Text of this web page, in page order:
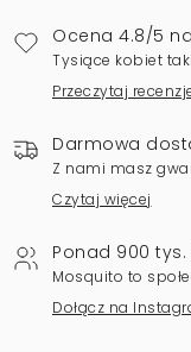
Ocena 4.8/5
Tysiące kobiet
Przeczytaj
Darmowa
Z nami masz
Czytaj więcej
Ponad 900
Mosquito to
Dołącz na